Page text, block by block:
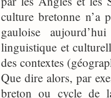
culture bretonne n’a
gauloise
linguistique et
des contextes
Que dire alors, par
breton ou cycle de